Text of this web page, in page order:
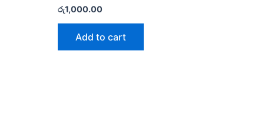
Rated
out
රු1,000.00
Add to cart